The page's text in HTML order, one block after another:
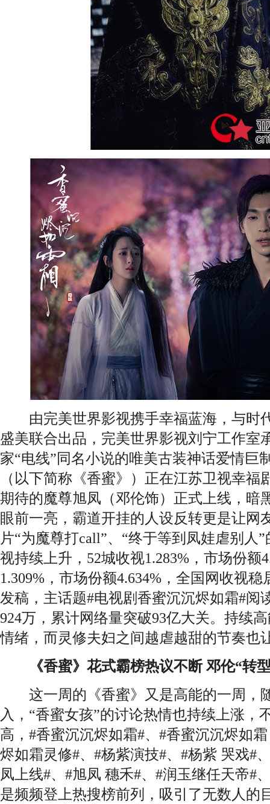
由完美世界影视携手幸福蓝海，与时
盛美联合出品，完美世界影视刘宁工作室
家“电线”同名小说的唯美古装神话爱情巨
（以下简称《香蜜》）正在江苏卫视幸福
期待的魔尊旭凤（邓伦饰）正式上线，暗
眼前一亮，霸道开挂的人设反转更是让网
片“为魔尊打call”、“终于等到凤娃虐别人
视持续上升，52城收视1.283%，市场份额
1.309%，市场份额4.634%，全国网收视
发稿，主话题#电视剧香蜜沉沉烬如霜#阅
924万，累计网络量突破93亿大关。持续
情绪，而灵修夫妇之间越虐越甜的节奏也
《香蜜》花式霸榜热议不断 邓伦“转
这一周的《香蜜》又是高能的一周，
入，“香蜜女孩”的讨论热情也持续上涨，
高，#香蜜沉沉烬如霜#、#香蜜沉沉烬如
烬如霜灵修#、#杨紫演技#、#杨紫 哭戏#
凤上线#、#旭凤 穗禾#、#润玉继任天帝#
是频频登上热搜榜前列，吸引了无数人的